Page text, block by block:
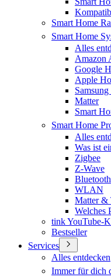
Smart Home
Smart Home
Alles
Amazon
Google
Apple
Matter
Smart
Smart Home
Alles
Was ist
Zigbee
Z-Wave
Bluetooth
WLAN
Matter &
Welches
tink YouTube-
Bestseller
Services
Alles entdecken
Immer für dich